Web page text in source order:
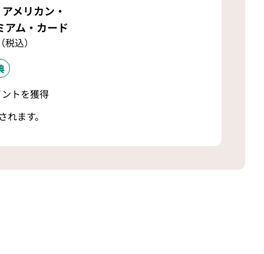
メリカン・
アム・カード
込）
トを獲得
ます。